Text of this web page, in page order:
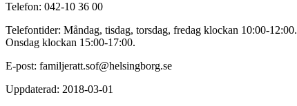
Telefon: 042-10 36 00
Telefontider: Måndag, tisdag, torsdag, fredag klockan 10:00-12:00.
Onsdag klockan 15:00-17:00.
E-post: familjeratt.sof@helsingborg.se
Uppdaterad: 2018-03-01